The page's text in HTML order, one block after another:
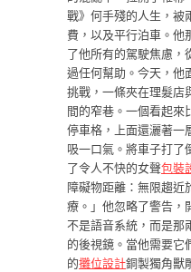
戰》何手殘的人生，被
費，以及平行泊車。他
了他所有的駕駛焦慮，
過任何幫助。今天，他
挑戰，一條夾在理髮店
間的窄巷。一個看起來
停車格，上面還灑著一
吸一口氣。將車子打了
了令人不快的女聲包裝
障礙物距離：無限趨近
療。」他忽略了警告，
不是語音系統，而是那
的後視鏡。當他需要它
的攤位設計銅製獨角獸